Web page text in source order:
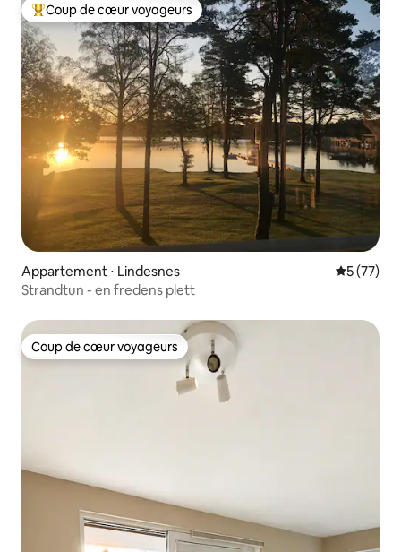
Coups de cœur voyageurs les plus appréciés
Coup de cœur voyageurs
Appartement ⋅ Lindesnes
5 (77)
Strandtun - en fredens plett
Coup de cœur voyageurs
Coup de cœur voyageurs